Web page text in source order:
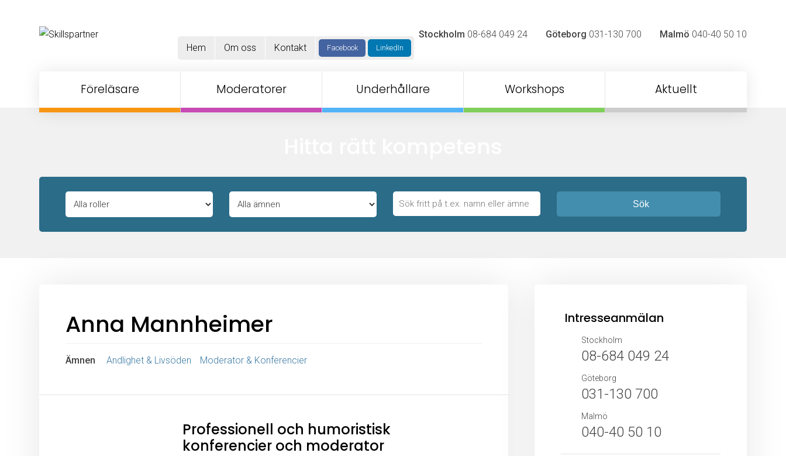
Stockholm 08-684 049 24 Göteborg 031-130 700 Malmö 040-40 50 10
Hem
Om oss Kontakt Facebook LinkedIn
Föreläsare Moderatorer Underhållare Workshops Aktuellt
Sök
Anna Mannheimer
Ämnen Andlighet & Livsöden Moderator & Konferencier
Professionell och humoristisk
konferencier och moderator
Intresseanmälan
Stockholm
08-684 049 24
Göteborg
031-130 700
Malmö
040-40 50 10